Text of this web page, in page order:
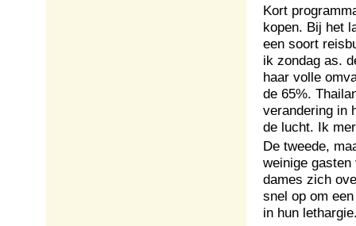
Kort
kopen. Bij het
een soort
ik zondag as.
haar volle
de 65%.
verandering in
de lucht. Ik
De tweede,
weinige
dames zich
snel op om
in hun